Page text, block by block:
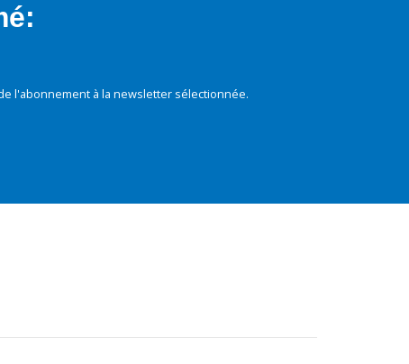
l'abonnement à la newsletter sélectionnée.